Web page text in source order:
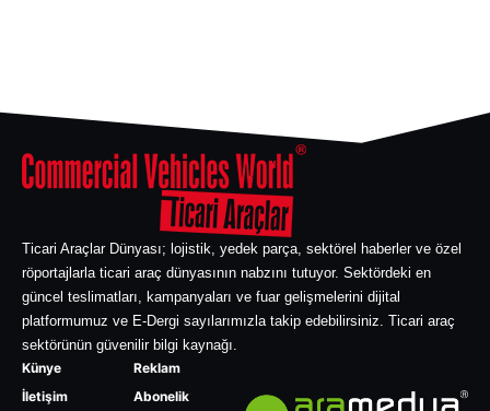
Ticari Araçlar Dünyası; lojistik, yedek parça, sektörel haberler ve özel
röportajlarla ticari araç dünyasının nabzını tutuyor. Sektördeki en
güncel teslimatları, kampanyaları ve fuar gelişmelerini dijital
platformumuz ve E-Dergi sayılarımızla takip edebilirsiniz. Ticari araç
sektörünün güvenilir bilgi kaynağı.
Künye
İletişim
Reklam
Abonelik